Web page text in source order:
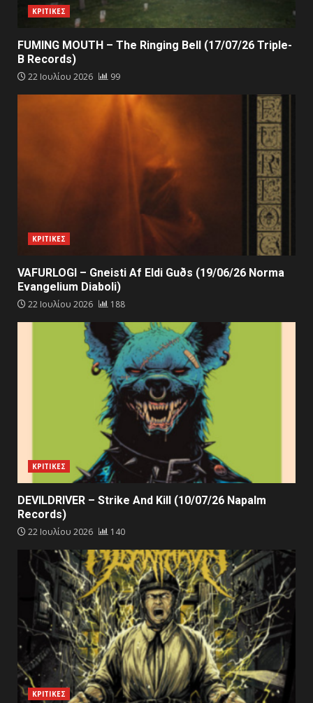
ΚΡΙΤΙΚΕΣ
FUMING MOUTH – The Ringing Bell (17/07/26 Triple-
B Records)
22 Ιουλίου 2026 99
ΚΡΙΤΙΚΕΣ
VAFURLOGI – Gneisti Af Eldi Guðs (19/06/26 Norma
Evangelium Diaboli)
22 Ιουλίου 2026 188
ΚΡΙΤΙΚΕΣ
DEVILDRIVER – Strike And Kill (10/07/26 Napalm
Records)
22 Ιουλίου 2026 140
ΚΡΙΤΙΚΕΣ